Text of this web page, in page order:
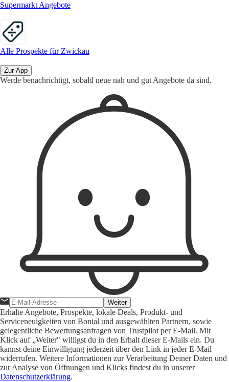
Supermarkt Angebote
Alle Prospekte für Zwickau
Zur App
Werde benachrichtigt, sobald neue nah und gut Angebote da sind.
Weiter
Erhalte Angebote, Prospekte, lokale Deals, Produkt- und
Serviceneuigkeiten von Bonial und ausgewählten Partnern, sowie
gelegentliche Bewertungsanfragen von Trustpilot per E-Mail. Mit
Klick auf „Weiter" willigst du in den Erhalt dieser E-Mails ein. Du
kannst deine Einwilligung jederzeit über den Link in jeder E-Mail
widerrufen. Weitere Informationen zur Verarbeitung Deiner Daten und
zur Analyse von Öffnungen und Klicks findest du in unserer
Datenschutzerklärung.